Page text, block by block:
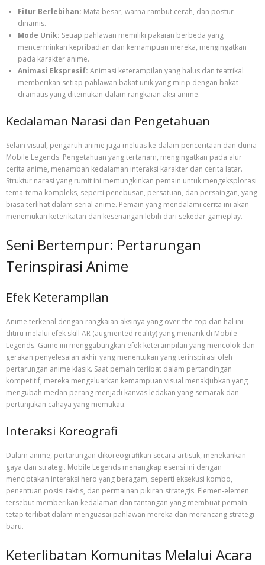
Fitur Berlebihan: Mata besar, warna rambut cerah, dan postur
dinamis.
Mode Unik: Setiap pahlawan memiliki pakaian berbeda yang
mencerminkan kepribadian dan kemampuan mereka, mengingatkan
pada karakter anime.
Animasi Ekspresif: Animasi keterampilan yang halus dan teatrikal
memberikan setiap pahlawan bakat unik yang mirip dengan bakat
dramatis yang ditemukan dalam rangkaian aksi anime.
Kedalaman Narasi dan Pengetahuan
Selain visual, pengaruh anime juga meluas ke dalam penceritaan dan dunia
Mobile Legends. Pengetahuan yang tertanam, mengingatkan pada alur
cerita anime, menambah kedalaman interaksi karakter dan cerita latar.
Struktur narasi yang rumit ini memungkinkan pemain untuk mengeksplorasi
tema-tema kompleks, seperti penebusan, persatuan, dan persaingan, yang
biasa terlihat dalam serial anime. Pemain yang mendalami cerita ini akan
menemukan keterikatan dan kesenangan lebih dari sekedar gameplay.
Seni Bertempur: Pertarungan
Terinspirasi Anime
Efek Keterampilan
Anime terkenal dengan rangkaian aksinya yang over-the-top dan hal ini
ditiru melalui efek skill AR (augmented reality) yang menarik di Mobile
Legends. Game ini menggabungkan efek keterampilan yang mencolok dan
gerakan penyelesaian akhir yang menentukan yang terinspirasi oleh
pertarungan anime klasik. Saat pemain terlibat dalam pertandingan
kompetitif, mereka mengeluarkan kemampuan visual menakjubkan yang
mengubah medan perang menjadi kanvas ledakan yang semarak dan
pertunjukan cahaya yang memukau.
Interaksi Koreografi
Dalam anime, pertarungan dikoreografikan secara artistik, menekankan
gaya dan strategi. Mobile Legends menangkap esensi ini dengan
menciptakan interaksi hero yang beragam, seperti eksekusi kombo,
penentuan posisi taktis, dan permainan pikiran strategis. Elemen-elemen
tersebut memberikan kedalaman dan tantangan yang membuat pemain
tetap terlibat dalam menguasai pahlawan mereka dan merancang strategi
baru.
Keterlibatan Komunitas Melalui Acara